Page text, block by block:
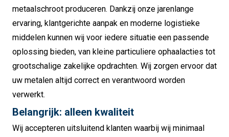
metaalschroot produceren. Dankzij onze jarenlange
ervaring, klantgerichte aanpak en moderne logistieke
middelen kunnen wij voor iedere situatie een passende
oplossing bieden, van kleine particuliere ophaalacties tot
grootschalige zakelijke opdrachten. Wij zorgen ervoor dat
uw metalen altijd correct en verantwoord worden
verwerkt.
Belangrijk: alleen kwaliteit
Wij accepteren uitsluitend klanten waarbij wij minimaal